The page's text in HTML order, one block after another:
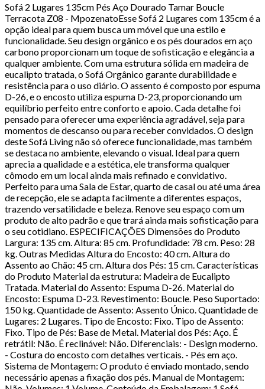
Sofá 2 Lugares 135cm Pés Aço Dourado Tamar Boucle
Terracota Z08 - MpozenatoEsse Sofá 2 Lugares com 135cm é a
opção ideal para quem busca um móvel que una estilo e
funcionalidade. Seu design orgânico e os pés dourados em aço
carbono proporcionam um toque de sofisticação e elegância a
qualquer ambiente. Com uma estrutura sólida em madeira de
eucalipto tratada, o Sofá Orgânico garante durabilidade e
resistência para o uso diário. O assento é composto por espuma
D-26, e o encosto utiliza espuma D-23, proporcionando um
equilíbrio perfeito entre conforto e apoio. Cada detalhe foi
pensado para oferecer uma experiência agradável, seja para
momentos de descanso ou para receber convidados. O design
deste Sofá Living não só oferece funcionalidade, mas também
se destaca no ambiente, elevando o visual. Ideal para quem
aprecia a qualidade e a estética, ele transforma qualquer
cômodo em um local ainda mais refinado e convidativo.
Perfeito para uma Sala de Estar, quarto de casal ou até uma área
de recepção, ele se adapta facilmente a diferentes espaços,
trazendo versatilidade e beleza. Renove seu espaço com um
produto de alto padrão e que trará ainda mais sofisticação para
o seu cotidiano. ESPECIFICAÇÕES Dimensões do Produto
Largura: 135 cm. Altura: 85 cm. Profundidade: 78 cm. Peso: 28
kg. Outras Medidas Altura do Encosto: 40 cm. Altura do
Assento ao Chão: 45 cm. Altura dos Pés: 15 cm. Características
do Produto Material da estrutura: Madeira de Eucalipto
Tratada. Material do Assento: Espuma D-26. Material do
Encosto: Espuma D-23. Revestimento: Boucle. Peso Suportado:
150 kg. Quantidade de Assento: Assento Único. Quantidade de
Lugares: 2 Lugares. Tipo de Encosto: Fixo. Tipo de Assento:
Fixo. Tipo de Pés: Base de Metal. Material dos Pés: Aço. É
retrátil: Não. É reclinável: Não. Diferenciais: - Design moderno.
- Costura do encosto com detalhes verticais. - Pés em aço.
Sistema de Montagem: O produto é enviado montado, sendo
necessário apenas a fixação dos pés. Manual de Montagem: